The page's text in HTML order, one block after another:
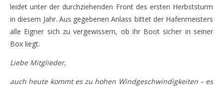
leidet unter der durchziehenden Front des ersten Herbststurm
in diesem Jahr. Aus gegebenen Anlass bittet der Hafenmeisters
alle Eigner sich zu vergewissern, ob ihr Boot sicher in seiner
Box liegt.
Liebe Mitglieder,
auch heute kommt es zu hohen Windgeschwindigkeiten – es